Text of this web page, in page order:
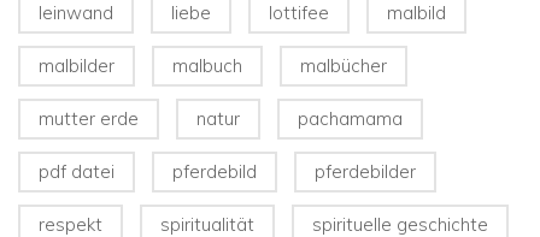
leinwand liebe lottifee malbild
malbilder malbuch malbücher
mutter erde natur pachamama
pdf datei pferdebild pferdebilder
respekt spiritualität spirituelle geschichte